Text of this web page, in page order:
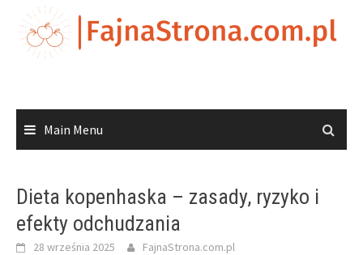
content
Main Menu
Dieta kopenhaska – zasady, ryzyko i
efekty odchudzania
28 września 2025 FajnaStrona.com.pl